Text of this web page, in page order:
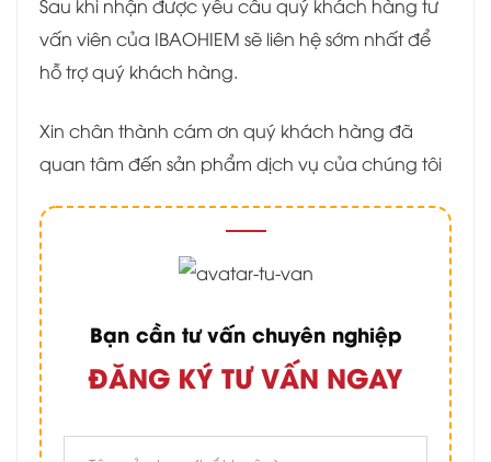
Sau khi nhận được yêu cầu quý khách hàng tư
vấn viên của IBAOHIEM sẽ liên hệ sớm nhất để
hỗ trợ quý khách hàng.
Xin chân thành cám ơn quý khách hàng đã
quan tâm đến sản phẩm dịch vụ của chúng tôi
Bạn cần tư vấn chuyên nghiệp
ĐĂNG KÝ TƯ VẤN NGAY